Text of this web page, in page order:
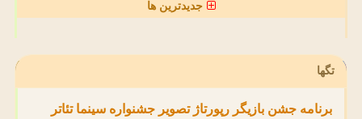
جدیدترین ها
تگها
برنامه جشن بازیگر رپورتاژتصویر جشنواره سینماتئاتر